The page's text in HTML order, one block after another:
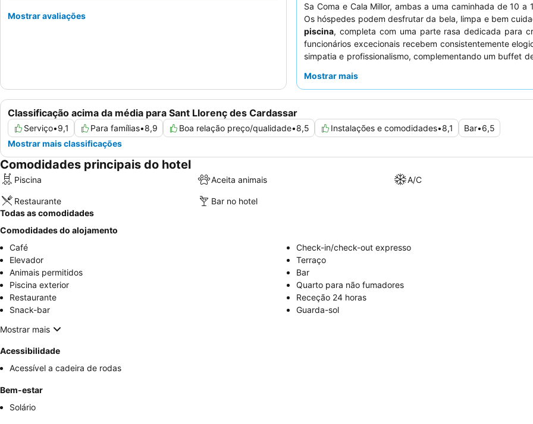
Sa Coma e Cala Millor, ambas a uma caminhada de 10 a
Os hóspedes podem desfrutar da bela, limpa e bem
piscina, completa com uma parte rasa dedicada para
funcionários excecionais recebem consistentemente
simpatia e profissionalismo, complementando um buffet
mais confortável, considere reservar um quarto com
Mostrar mais
Classificação acima da média para Sant Llorenç des Cardassar
Serviço•9,1 Para famílias•8,9 Boa relação preço/qualidade•8,5 Instalações e comodidades•8,1 Bar•6,5
Mostrar mais classificações
Mostrar avaliações
Comodidades principais do hotel
Piscina Aceita animais A/C
Restaurante
Bar no hotel
Todas as comodidades
Comodidades do alojamento
Café
Check-in/check-out expresso
Elevador
Terraço
Animais permitidos
Bar
Piscina exterior
Quarto para não fumadores
Restaurante
Receção 24 horas
Snack-bar
Guarda-sol
Mostrar mais
Acessibilidade
Acessível a cadeira de rodas
Bem-estar
Solário